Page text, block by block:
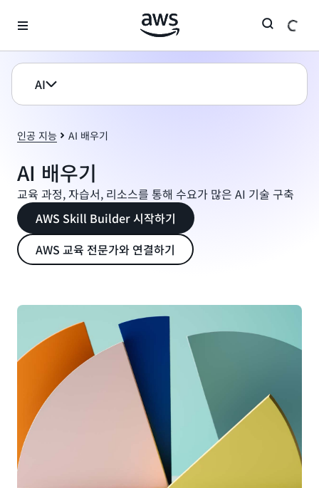
AI
인공 지능 AI 배우기
AI 배우기
교육 과정, 자습서, 리소스를 통해 수요가 많은 AI 기술 구축
AWS Skill Builder 시작하기
AWS 교육 전문가와 연결하기